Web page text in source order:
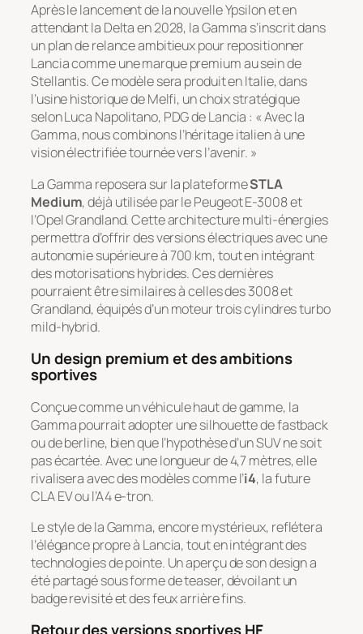
Après le lancement de la nouvelle Ypsilon et en
attendant la Delta en 2028, la Gamma s’inscrit dans
un plan de relance ambitieux pour repositionner
Lancia comme une marque premium au sein de
Stellantis. Ce modèle sera produit en Italie, dans
l’usine historique de Melfi, un choix stratégique
selon Luca Napolitano, PDG de Lancia : « Avec la
Gamma, nous combinons l’héritage italien à une
vision électrifiée tournée vers l’avenir. »
La Gamma reposera sur la plateformeSTLA
Medium, déjà utilisée par le Peugeot E-3008 et
l’Opel Grandland. Cette architecture multi-énergies
permettra d’offrir des versions électriques avec une
autonomie supérieure à 700 km, tout en intégrant
des motorisations hybrides. Ces dernières
pourraient être similaires à celles des 3008 et
Grandland, équipés d’un moteur trois cylindres turbo
mild-hybrid.
Un design premium et des ambitions
sportives
Conçue comme un véhicule haut de gamme, la
Gamma pourrait adopter une silhouette de fastback
ou de berline, bien que l’hypothèse d’un SUV ne soit
pas écartée. Avec une longueur de 4,7 mètres, elle
rivalisera avec des modèles comme l’i4, la future
CLA EV ou l’A4 e-tron.
Le style de la Gamma, encore mystérieux, reflétera
l’élégance propre à Lancia, tout en intégrant des
technologies de pointe. Un aperçu de son design a
été partagé sous forme de teaser, dévoilant un
badge revisité et des feux arrière fins.